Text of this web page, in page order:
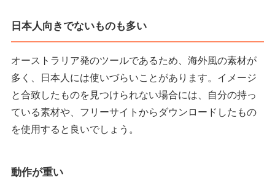
日本人向きでないものも多い
オーストラリア発のツールであるため、海外風の素材が
多く、日本人には使いづらいことがあります。イメージ
と合致したものを見つけられない場合には、自分の持っ
ている素材や、フリーサイトからダウンロードしたもの
を使用すると良いでしょう。
動作が重い